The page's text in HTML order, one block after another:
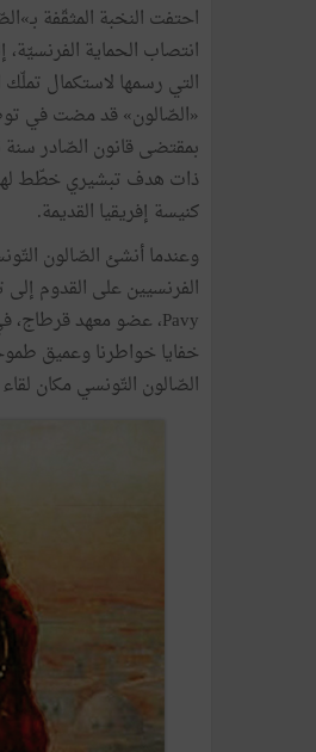
احتفت النخبة المثقّفة
انتصاب الحماية الفرنسيّة،
التي رسمها لاستكمال
«الصّالون» قد مضت في
كنيسة إفريقيا القديمة.
خفايا خواطرنا وعميق
الصّالون التّونسي مكان